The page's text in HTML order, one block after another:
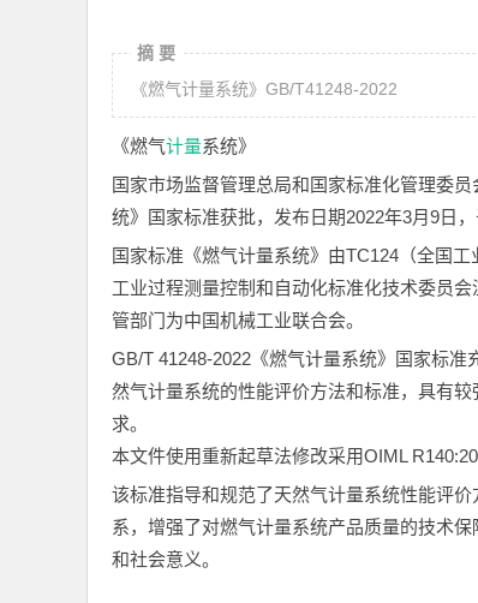
摘 要
《燃气计量系统》GB/T41248-2022
《燃气计量系统》
国家市场监督管理总局和国家标准化管理委
统》国家标准获批，发布日期2022年3月9日，
国家标准《燃气计量系统》由TC124（全国
工业过程测量控制和自动化标准化技术委员
管部门为中国机械工业联合会。
GB/T 41248-2022《燃气计量系统》国家标
然气计量系统的性能评价方法和标准，具有
求。
本文件使用重新起草法修改采用OIML
该标准指导和规范了天然气计量系统性能评
系，增强了对燃气计量系统产品质量的技术
和社会意义。